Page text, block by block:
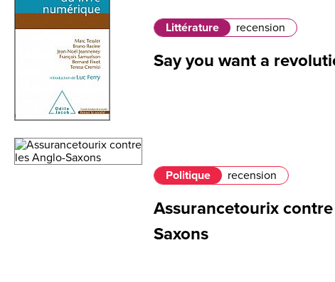
Littérature recension
Say you want a
Politique recension
Assurancetourix
Saxons